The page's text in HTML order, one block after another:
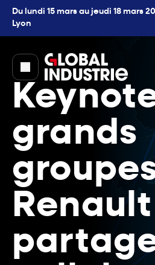
Du lundi 15 mars au jeudi 18 mars
Lyon
page.home
grands